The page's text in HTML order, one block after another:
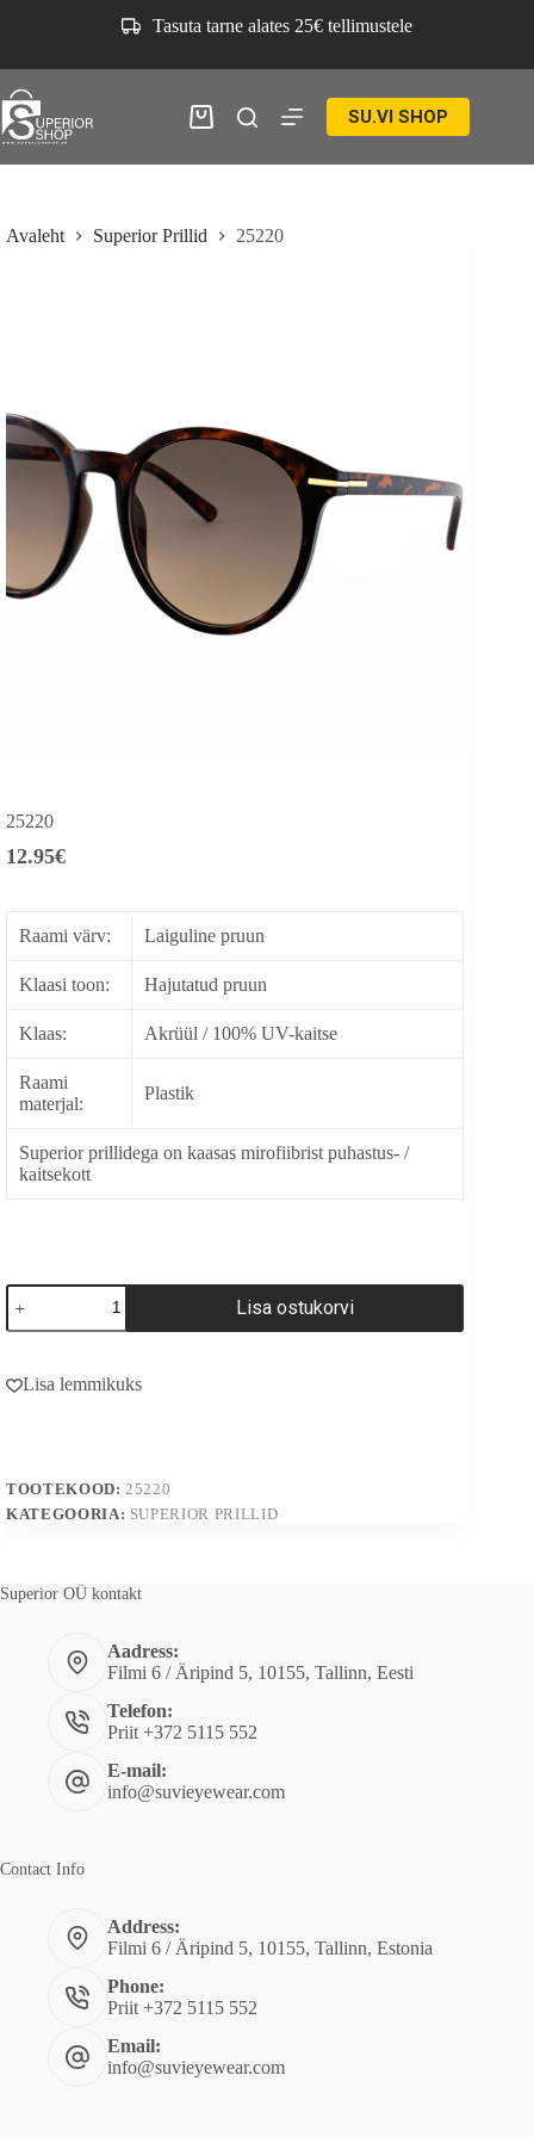
Tasuta tarne alates 25€ tellimustele
Ostukorv SU.VI SHOP
Avaleht Superior Prillid 25220
25220
12.95€
Raami värv: Laiguline pruun
Klaasi toon: Hajutatud pruun
Klaas: Akrüül / 100% UV-kaitse
Raami
materjal:
Plastik
Superior prillidega on kaasas mirofiibrist puhastus- /
kaitsekott
25220
kogus
Lisa ostukorvi
t
t
i
Lisa lemmikuks
TOOTEKOOD: 25220
KATEGOORIA: SUPERIOR PRILLID
Superior OÜ kontakt
Aadress:
Filmi 6 / Äripind 5, 10155, Tallinn, Eesti
Telefon:
Priit +372 5115 552
E-mail:
info@suvieyewear.com
Contact Info
Address:
Filmi 6 / Äripind 5, 10155, Tallinn, Estonia
Phone:
Priit +372 5115 552
Email:
info@suvieyewear.com